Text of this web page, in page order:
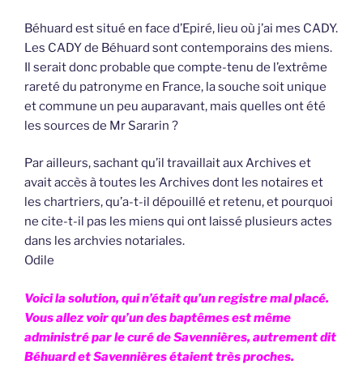
Béhuard est situé en face d’Epiré, lieu où j’ai mes CADY.
Les CADY de Béhuard sont contemporains des miens.
Il serait donc probable que compte-tenu de l’extrême
rareté du patronyme en France, la souche soit unique
et commune un peu auparavant, mais quelles ont été
les sources de Mr Sararin ?
Par ailleurs, sachant qu’il travaillait aux Archives et
avait accès à toutes les Archives dont les notaires et
les chartriers, qu’a-t-il dépouillé et retenu, et pourquoi
ne cite-t-il pas les miens qui ont laissé plusieurs actes
dans les archvies notariales.
Odile
Voici la solution, qui n’était qu’un registre mal placé.
Vous allez voir qu’un des baptêmes est même
administré par le curé de Savennières, autrement dit
Béhuard et Savennières étaient très proches.